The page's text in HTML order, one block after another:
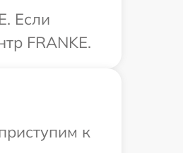
Если
FRANKE.
к